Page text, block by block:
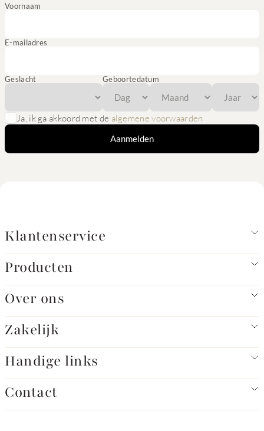
Voornaam
E-mailadres
Geslacht Geboortedatum
Ja, ik ga akkoord met de algemene voorwaarden
Aanmelden
Klantenservice
Producten
Over ons
Zakelijk
Handige links
Contact